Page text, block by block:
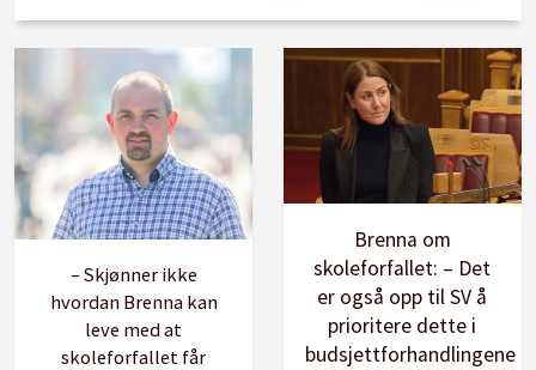
– Skjønner ikke
hvordan Brenna kan
leve med at
skoleforfallet får
Brenna om
skoleforfallet: – Det
er også opp til SV å
prioritere dette i
budsjettforhandlingene